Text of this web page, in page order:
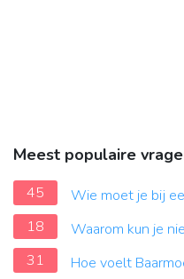
Meest populaire
45
Wie moet je bij
18
Waarom kun je
31
Hoe voelt